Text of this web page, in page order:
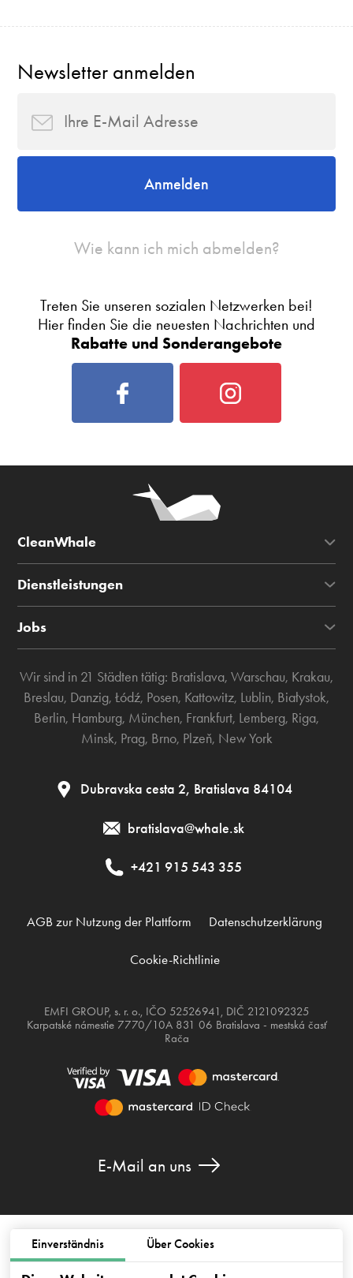
Einverständnis Über Cookies
Newsletter anmelden
Anmelden
Wie kann ich mich abmelden?
Treten Sie unseren sozialen Netzwerken bei!
Hier finden Sie die neuesten Nachrichten und
Rabatte und Sonderangebote
CleanWhale
Dienstleistungen
Jobs
Wir sind in 21 Städten tätig: Bratislava, Warschau, Krakau,
Breslau, Danzig, Łódź, Posen, Kattowitz, Lublin, Białystok,
Berlin, Hamburg, München, Frankfurt, Lemberg, Riga,
Minsk, Prag, Brno, Plzeň, New York
Dubravska cesta 2, Bratislava 84104
bratislava@whale.sk
+421 915 543 355
AGB zur Nutzung der Plattform Datenschutzerklärung
Cookie-Richtlinie
EMFI GROUP, s. r. o., IČO 52526941, DIČ 2121092325
Karpatské námestie 7770/10A 831 06 Bratislava - mestská časť
Rača
E-Mail an uns